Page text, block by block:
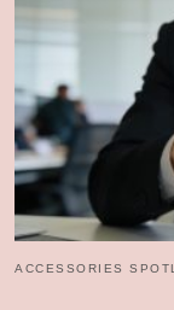
ACCESSORIES